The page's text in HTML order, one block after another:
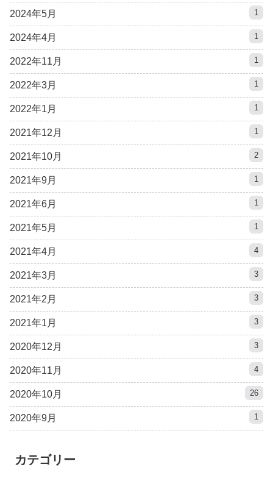
2024年5月 1
2024年4月 1
2022年11月 1
2022年3月 1
2022年1月 1
2021年12月 1
2021年10月 2
2021年9月 1
2021年6月 1
2021年5月 1
2021年4月 4
2021年3月 3
2021年2月 3
2021年1月 3
2020年12月 3
2020年11月 4
2020年10月 26
2020年9月 1
カテゴリー